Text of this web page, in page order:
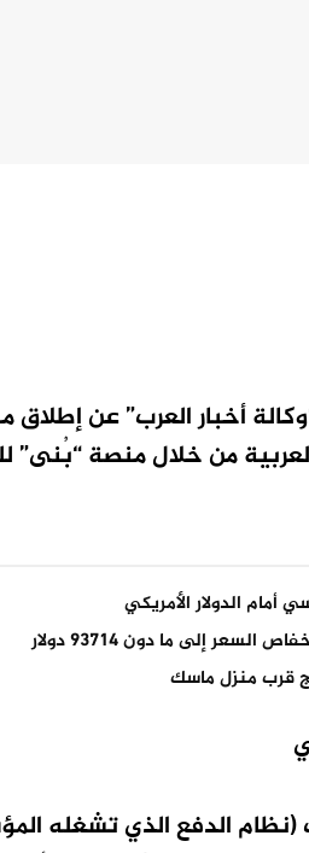
أخبار العرب” عن إطلاق
من خلال منصة“بُنى”
أمام الدولار الأمريكي
قرب منزل ماسك
الدفع الذي تشغله